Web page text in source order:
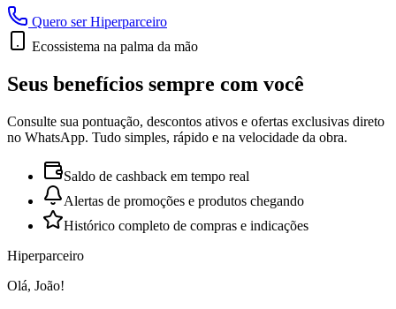
Quero ser Hiperparceiro
Ecossistema na palma da mão
Seus benefícios sempre com você
Consulte sua pontuação, descontos ativos e ofertas exclusivas direto
no WhatsApp. Tudo simples, rápido e na velocidade da obra.
Saldo de cashback em tempo real
Alertas de promoções e produtos chegando
Histórico completo de compras e indicações
Hiperparceiro
Olá, João!